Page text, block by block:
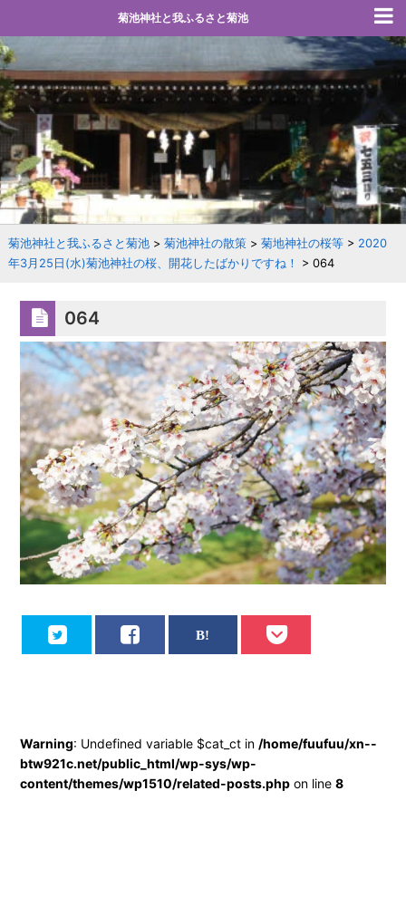
菊池神社と我ふるさと菊池
菊池神社と我ふるさと菊池> 菊池神社の散策> 菊地神社の桜等> 2020
年3月25日(水)菊池神社の桜、開花したばかりですね！
> 064
064
Warning: Undefined variable $cat_ct in /home/fuufuu/xn--
btw921c.net/public_html/wp-sys/wp-
content/themes/wp1510/related-posts.php on line8